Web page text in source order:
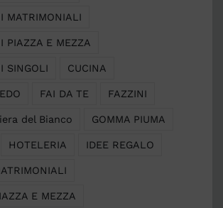
MATRIMONIALI
PIAZZA E MEZZA
SINGOLI CUCINA
FAI DA TE FAZZINI
del Bianco GOMMA PIUMA
HOTELERIA IDEE REGALO
E MEZZA